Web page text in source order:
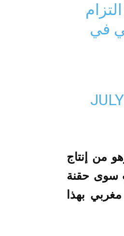
في
JULY
من إنتاج
سوى حقنة
يعني حماية أكثر من 300 ألف مغربي بهذا